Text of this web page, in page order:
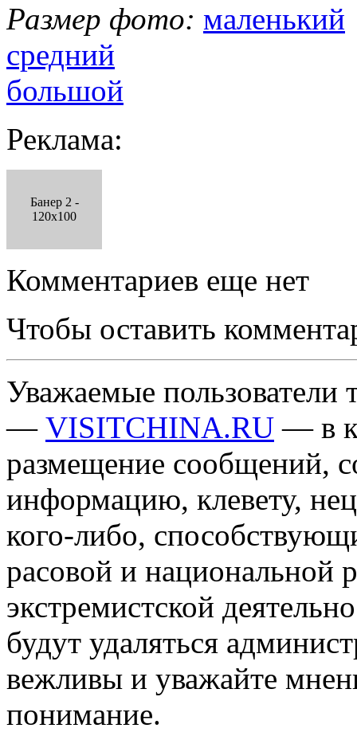
Размер фото: маленький
средний
большой
Реклама:
Банер 2 -
120x100
Комментариев еще нет
Чтобы оставить
Уважаемые пользователи
— VISITCHINA.RU — в
размещение сообщений,
информацию, клевету,
кого-либо,
расовой и национальной
экстремистской
будут удаляться
вежливы и уважайте
понимание.